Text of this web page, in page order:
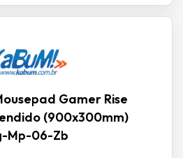
Gamer Rise
(900x300mm)
Mp-06-Zb